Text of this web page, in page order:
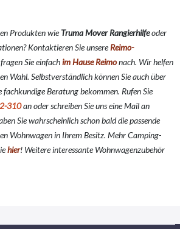
Produkten wieTruma Mover Rangierhilfeoder
Kontaktieren Sie unsereReimo-
Sie einfachim Hause Reimonach. Wir helfen
Wahl. Selbstverständlich können Sie auch über
fachkundige Beratung bekommen. Rufen Sie
310an oder schreiben Sie uns eine Mail an
Sie wahrscheinlich schon bald die passende
Wohnwagen in Ihrem Besitz. Mehr Camping-
hier! Weitere interessante Wohnwagenzubehör